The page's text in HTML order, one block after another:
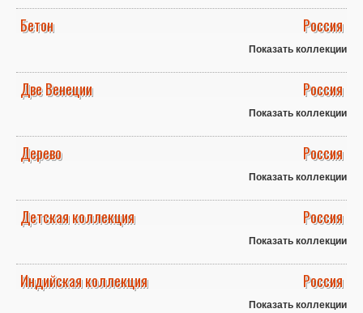
Бетон Россия
Показать коллекции
Две Венеции Россия
Показать коллекции
Дерево Россия
Показать коллекции
Детская коллекция Россия
Показать коллекции
Индийская коллекция Россия
Показать коллекции